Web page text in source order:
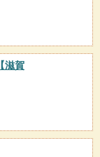
【滋賀